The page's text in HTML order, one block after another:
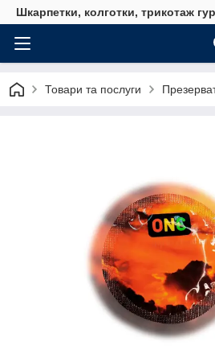
Шкарпетки, колготки, трикотаж
Товари та послуги